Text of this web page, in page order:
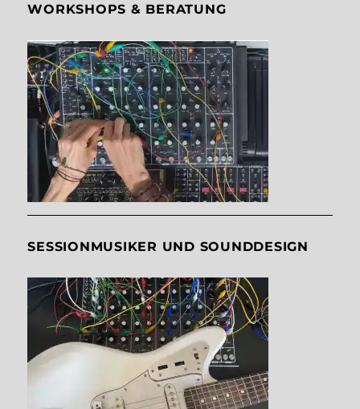
WORKSHOPS & BERATUNG
SESSIONMUSIKER UND SOUNDDESIGN